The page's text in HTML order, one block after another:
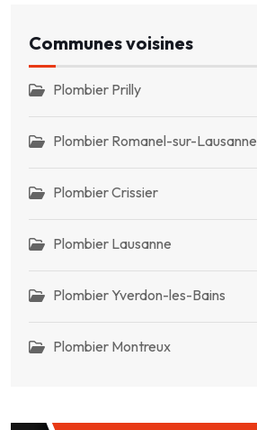
Communes voisines
Plombier Prilly
Plombier Romanel-sur-Lausanne
Plombier Crissier
Plombier Lausanne
Plombier Yverdon-les-Bains
Plombier Montreux